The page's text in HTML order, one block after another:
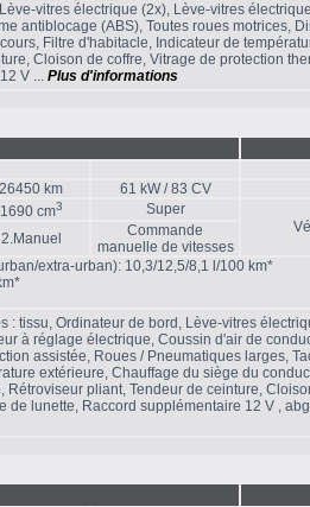
vitres électrique (2x), Lève-vitres
antiblocage (ABS), Toutes roues motrices,
Filtre d'habitacle, Indicateur de
Cloison de coffre, Vitrage de protection
V ... Plus d'informations
26450 km 61 kW / 83 CV
1690 cm3
Super
2.Manuel
Commande
manuelle de vitesses
extra-urban): 10,3/12,5/8,1 l/100 km*
: tissu, Ordinateur de bord, Lève-vitres
à réglage électrique, Coussin d'air de
assistée, Roues / Pneumatiques larges,
extérieure, Chauffage du siège du
pliant, Tendeur de ceinture,
de lunette, Raccord supplémentaire 12 V ,